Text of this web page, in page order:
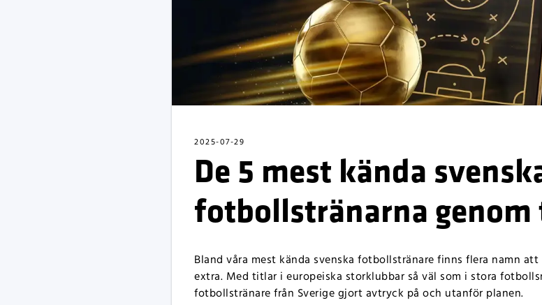
2025-07-29
De 5 mest kända
fotbollstränarna genom
Bland våra mest kända svenska fotbollstränare finns flera namn
extra. Med titlar i europeiska storklubbar så väl som i stora
fotbollstränare från Sverige gjort avtryck på och utanför planen.